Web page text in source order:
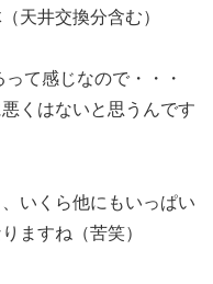
天井交換分含む）
て感じなので・・・
くはないと思うんです
いくら他にもいっぱい
ますね（苦笑）